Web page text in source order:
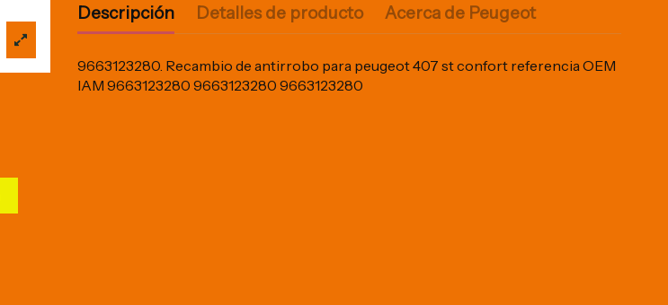
Descripción Detalles de producto Acerca de Peugeot
9663123280. Recambio de antirrobo para peugeot 407 st confort referencia OEM
IAM 9663123280 9663123280 9663123280